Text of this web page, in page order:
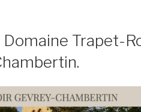
Trapet-